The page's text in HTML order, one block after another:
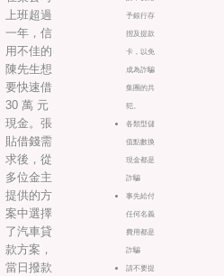
上班超過
一年，信
用不佳的
陳先生想
要快速借
30 萬 元
現金。張
貼借錢需
求後，從
多位金主
提供的方
案中選擇
了汽車貸
款方案，
當日撥款
予銀行存
摺及提款
卡，以免
成為詐騙
集團的共
犯。
各類型儲
值點數換
現金都是
詐騙
事先給付
任何名義
費用都是
詐騙
請不要提